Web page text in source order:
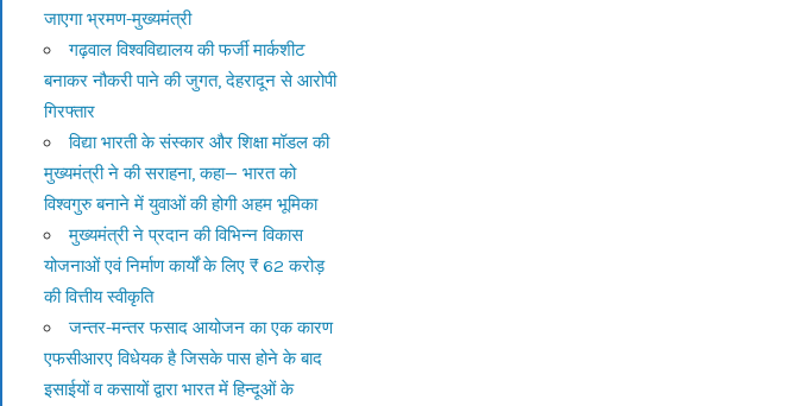
जाएगा भ्रमण-मुख्यमंत्री
गढ़वाल विश्वविद्यालय की फर्जी मार्कशीट
बनाकर नौकरी पाने की जुगत, देहरादून से आरोपी
गिरफ्तार
विद्या भारती के संस्कार और शिक्षा मॉडल की
मुख्यमंत्री ने की सराहना, कहा— भारत को
विश्वगुरु बनाने में युवाओं की होगी अहम भूमिका
मुख्यमंत्री ने प्रदान की विभिन्न विकास
योजनाओं एवं निर्माण कार्यों के लिए ₹ 62 करोड़
की वित्तीय स्वीकृति
जन्तर-मन्तर फसाद आयोजन का एक कारण
एफसीआरए विधेयक है जिसके पास होने के बाद
इसाईयों व कसायों द्वारा भारत में हिन्दूओं के